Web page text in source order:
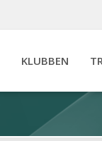
KLUBBEN